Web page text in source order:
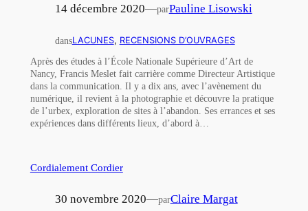
14 décembre 2020—parPauline Lisowski
dansLACUNES, RECENSIONS D’OUVRAGES
Après des études à l’École Nationale Supérieure d’Art de
Nancy, Francis Meslet fait carrière comme Directeur Artistique
dans la communication. Il y a dix ans, avec l’avènement du
numérique, il revient à la photographie et découvre la pratique
de l’urbex, exploration de sites à l’abandon. Ses errances et ses
expériences dans différents lieux, d’abord à…
Cordialement Cordier
30 novembre 2020—parClaire Margat